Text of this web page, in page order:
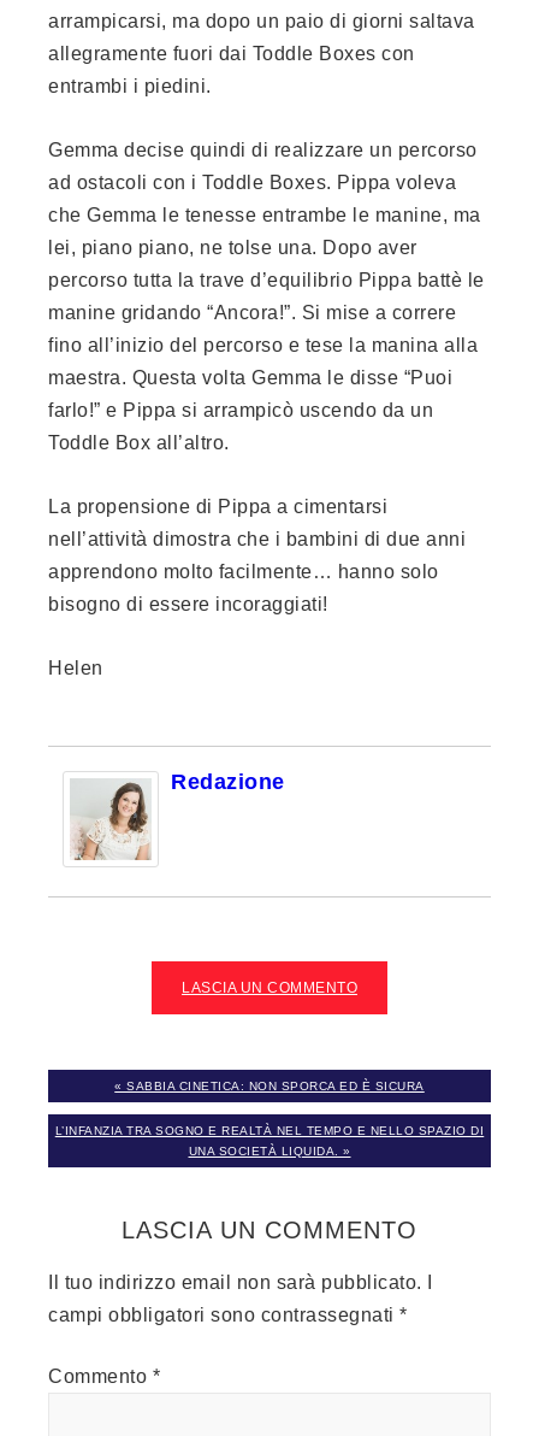
arrampicarsi, ma dopo un paio di giorni saltava
allegramente fuori dai Toddle Boxes con
entrambi i piedini.
Gemma decise quindi di realizzare un percorso
ad ostacoli con i Toddle Boxes. Pippa voleva
che Gemma le tenesse entrambe le manine, ma
lei, piano piano, ne tolse una. Dopo aver
percorso tutta la trave d’equilibrio Pippa battè le
manine gridando “Ancora!”. Si mise a correre
fino all’inizio del percorso e tese la manina alla
maestra. Questa volta Gemma le disse “Puoi
farlo!” e Pippa si arrampicò uscendo da un
Toddle Box all’altro.
La propensione di Pippa a cimentarsi
nell’attività dimostra che i bambini di due anni
apprendono molto facilmente… hanno solo
bisogno di essere incoraggiati!
Helen
Redazione
LASCIA UN COMMENTO
« SABBIA CINETICA: NON SPORCA ED È SICURA
L’INFANZIA TRA SOGNO E REALTÀ NEL TEMPO E NELLO SPAZIO DI
UNA SOCIETÀ LIQUIDA. »
LASCIA UN COMMENTO
Il tuo indirizzo email non sarà pubblicato.
campi obbligatori sono contrassegnati *
Commento *